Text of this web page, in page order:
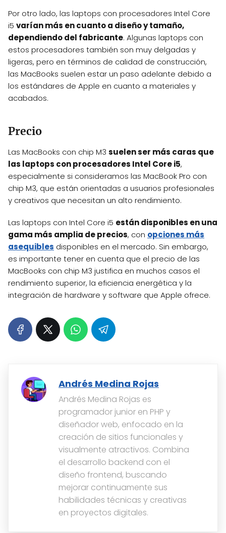
Por otro lado, las laptops con procesadores Intel Core
i5 varían más en cuanto a diseño y tamaño,
dependiendo del fabricante. Algunas laptops con
estos procesadores también son muy delgadas y
ligeras, pero en términos de calidad de construcción,
las MacBooks suelen estar un paso adelante debido a
los estándares de Apple en cuanto a materiales y
acabados.
Precio
Las MacBooks con chip M3 suelen ser más caras que
las laptops con procesadores Intel Core i5,
especialmente si consideramos las MacBook Pro con
chip M3, que están orientadas a usuarios profesionales
y creativos que necesitan un alto rendimiento.
Las laptops con Intel Core i5 están disponibles en una
gama más amplia de precios, con opciones más
asequibles disponibles en el mercado. Sin embargo,
es importante tener en cuenta que el precio de las
MacBooks con chip M3 justifica en muchos casos el
rendimiento superior, la eficiencia energética y la
integración de hardware y software que Apple ofrece.
Andrés Medina Rojas
Andrés Medina Rojas es
programador junior en PHP y
diseñador web, enfocado en la
creación de sitios funcionales y
visualmente atractivos. Combina
el desarrollo backend con el
diseño frontend, buscando
mejorar continuamente sus
habilidades técnicas y creativas
en proyectos digitales.